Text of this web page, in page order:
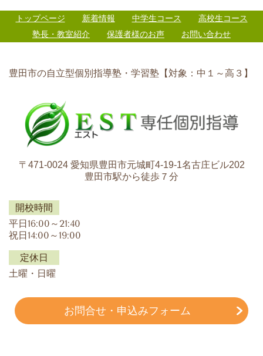
トップページ 新着情報 中学生コース
高校生コース
塾長・教室紹介
保護者様のお声 お問い合わせ
豊田市の自立型個別指導塾・学習塾【対象：中１～高３】
〒471-0024 愛知県豊田市元城町4-19-1名古庄ビル202
豊田市駅から徒歩７分
開校時間
平日16:00～21:40
祝日14:00～19:00
定休日
土曜・日曜
お問合せ・申込みフォーム